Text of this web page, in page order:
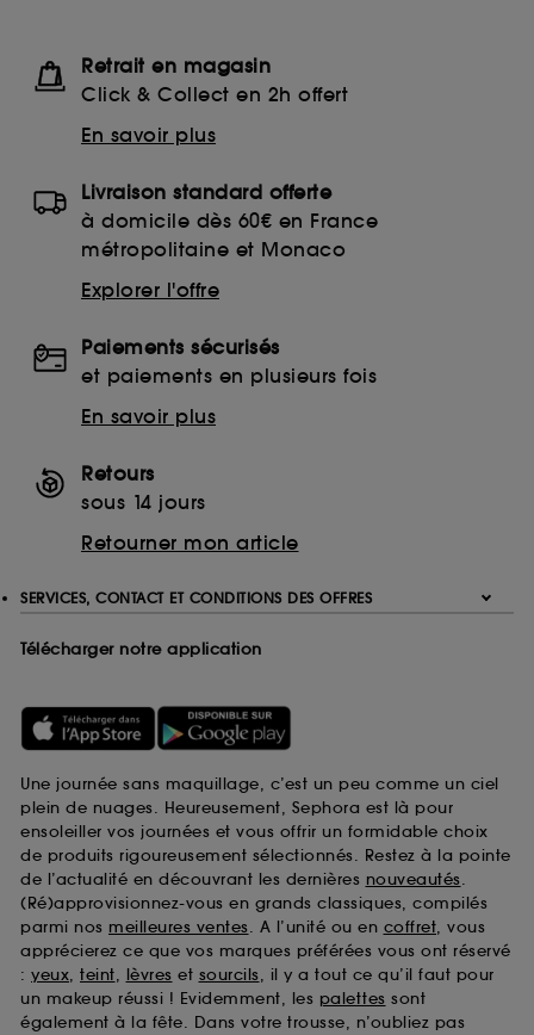
Retrait en magasin
Click & Collect en 2h offert
En savoir plus
Livraison standard offerte
à domicile dès 60€ en France
métropolitaine et Monaco
Explorer l'offre
Paiements sécurisés
et paiements en plusieurs fois
En savoir plus
Retours
sous 14 jours
Retourner mon article
SERVICES, CONTACT ET CONDITIONS DES OFFRES
Télécharger notre application
Une journée sans maquillage, c’est un peu comme un ciel
plein de nuages. Heureusement, Sephora est là pour
ensoleiller vos journées et vous offrir un formidable choix
de produits rigoureusement sélectionnés. Restez à la pointe
de l’actualité en découvrant les dernières nouveautés.
(Ré)approvisionnez-vous en grands classiques, compilés
parmi nos meilleures ventes. A l’unité ou en coffret, vous
apprécierez ce que vos marques préférées vous ont réservé
: yeux, teint, lèvres et sourcils, il y a tout ce qu’il faut pour
un makeup réussi ! Evidemment, les palettes sont
également à la fête. Dans votre trousse, n’oubliez pas